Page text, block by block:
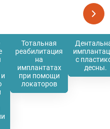
Тотальная
реабилитация
на
имплантатах
при помощи
локаторов
с
десны.